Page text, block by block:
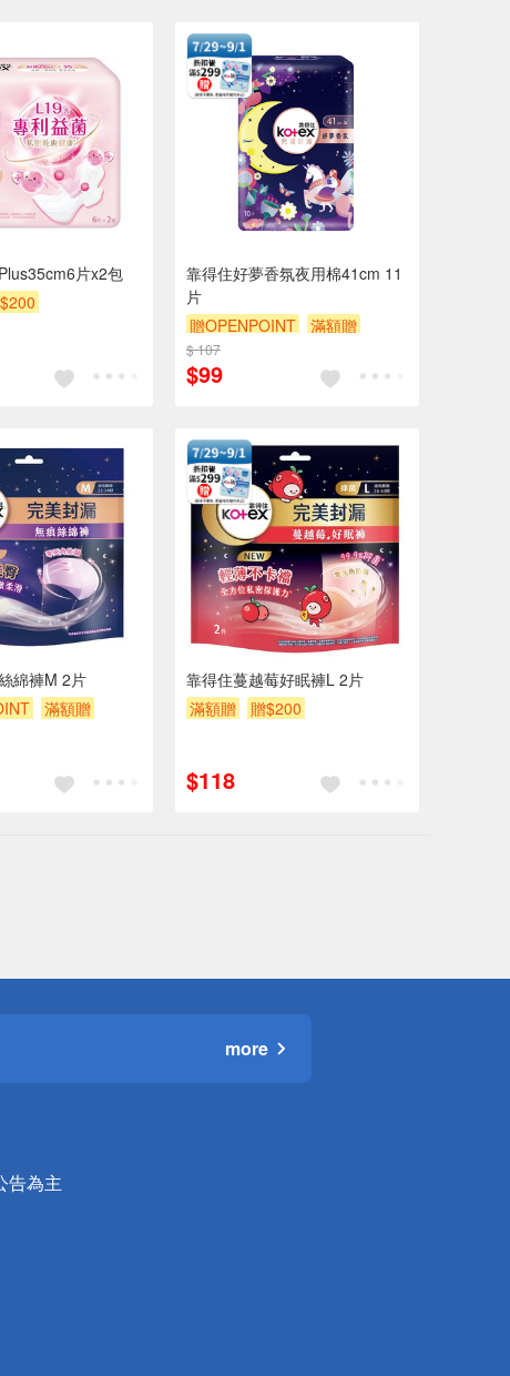
片x2包
靠得住好夢香氛夜用棉41cm 11
片
贈OPENPOINT
滿額贈
贈$200
$ 107
$99
綿褲M 2片
滿額贈
靠得住蔓越莓好眠褲L 2片
滿額贈
贈$200
$118
more
告為主